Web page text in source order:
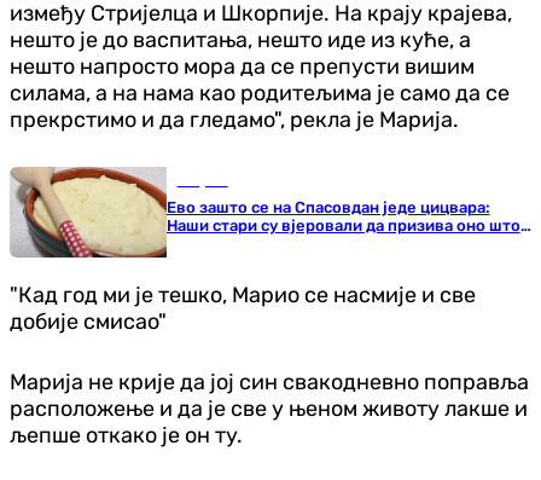
између Стријелца и Шкорпије. На крају крајева,
нешто је до васпитања, нешто иде из куће, а
нешто напросто мора да се препусти вишим
силама, а на нама као родитељима је само да се
прекрстимо и да гледамо", рекла је Марија.
Ево зашто се на Спасовдан једе цицвара:
Наши стари су вјеровали да призива оно што
им је најважније
"Кад год ми је тешко, Марио се насмије и све
добије смисао"
Марија не крије да јој син свакодневно поправља
расположење и да је све у њеном животу лакше и
љепше откако је он ту.